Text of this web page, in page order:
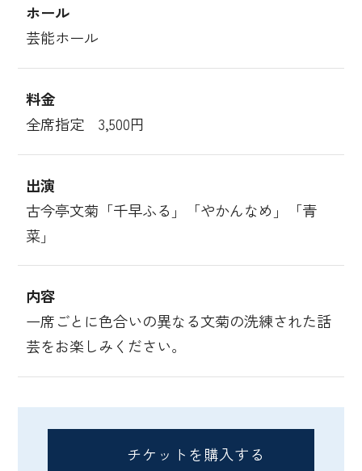
ホール
芸能ホール
料金
全席指定 3,500円
出演
古今亭文菊「千早ふる」「やかんなめ」「青
菜」
内容
一席ごとに色合いの異なる文菊の洗練された話
芸をお楽しみください。
チケットを購入する